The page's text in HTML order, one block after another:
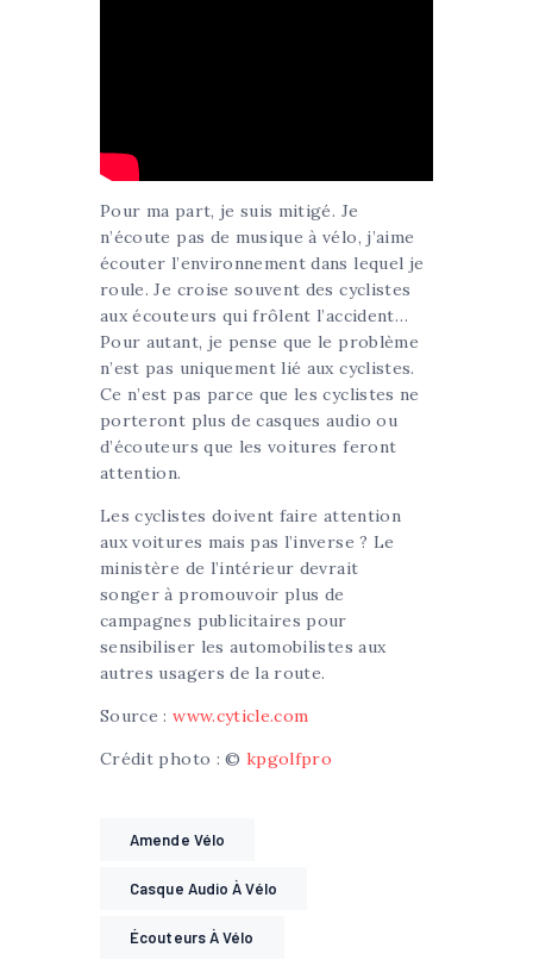
Pour ma part, je suis mitigé. Je
n’écoute pas de musique à vélo, j’aime
écouter l’environnement dans lequel je
roule. Je croise souvent des cyclistes
aux écouteurs qui frôlent l’accident…
Pour autant, je pense que le problème
n’est pas uniquement lié aux cyclistes.
Ce n’est pas parce que les cyclistes ne
porteront plus de casques audio ou
d’écouteurs que les voitures feront
attention.
Les cyclistes doivent faire attention
aux voitures mais pas l’inverse ? Le
ministère de l’intérieur devrait
songer à promouvoir plus de
campagnes publicitaires pour
sensibiliser les automobilistes aux
autres usagers de la route.
Source :www.cyticle.com
Crédit photo : © kpgolfpro
Amende Vélo
Casque Audio À Vélo
Écouteurs À Vélo